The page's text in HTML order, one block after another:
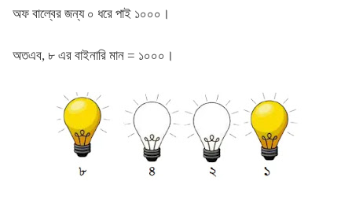
অফ বাল্বের জন্য ০ ধরে পাই ১০০০।
অতএব, ৮ এর বাইনারি মান = ১০০০।